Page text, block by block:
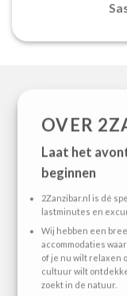
OVER
Laat het
beginnen
2Zanzibar.nl is dé
lastminutes en
Wij hebben een
accommodaties
of je nu wilt relaxen
cultuur wilt
zoekt in de natuur.